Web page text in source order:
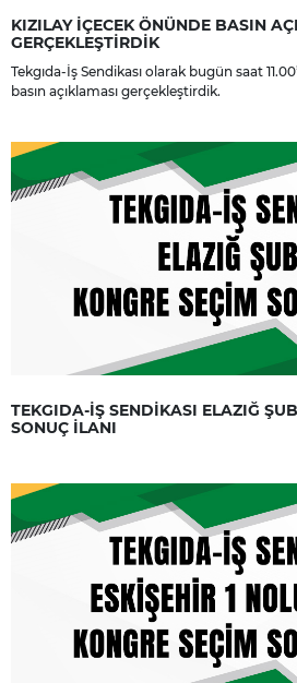
KIZILAY İÇECEK ÖNÜNDE BASIN
GERÇEKLEŞTİRDİK
Tekgıda-İş Sendikası olarak bugün saat
basın açıklaması gerçekleştirdik.
TEKGIDA-İŞ SENDİKASI ELAZIĞ
SONUÇ İLANI